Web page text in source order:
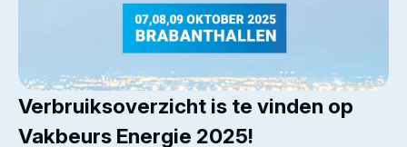
Verbruiksoverzicht is te vinden op
Vakbeurs Energie 2025!